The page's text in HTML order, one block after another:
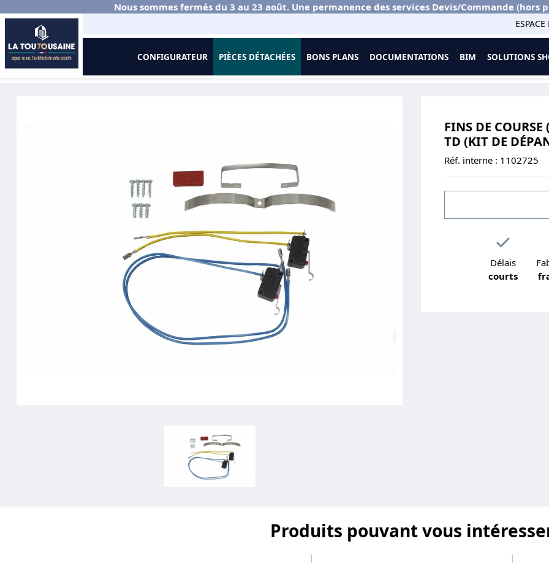
Nous sommes fermés du 3 au 23 août. Une permanence des services Devis/Commande (hors
CONFIGURATEUR PIÈCES DÉTACHÉES BONS PLANS DOCUMENTATIONS BIM SOLUTIONS
Accueil Portes Sectionnelles Habitat Sectionnelle Accessoires motorisation Fins de Course (microswitchs) Haut/Bas Moteur TD (kit
FINS DE
TD (KIT DE
Réf. interne : 1102725
Délais
courts
Produits pouvant vous